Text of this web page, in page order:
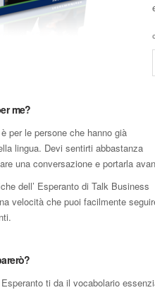
me?
per le persone che hanno già
lingua. Devi sentirti abbastanza
una conversazione e portarla
dell’ Esperanto di Talk Business
velocità che puoi facilmente
ti da il vocabolario